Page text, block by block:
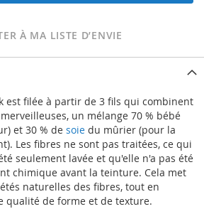
À MA LISTE D’ENVIE
est filée à partir de 3 fils qui combinent
un mélange 70 % bébé
et 30 % de soie du mûrier (pour la
Les fibres ne sont pas traitées, ce qui
seulement lavée et qu'elle n'a pas été
chimique avant la teinture. Cela met
naturelles des fibres, tout en
qualité de forme et de texture.